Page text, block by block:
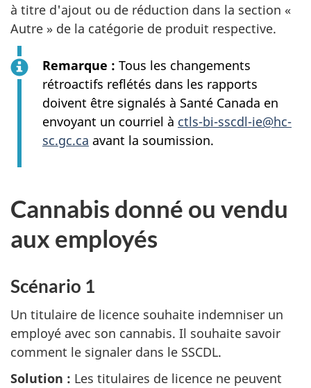
à titre d'ajout ou de réduction dans la section «
Autre » de la catégorie de produit respective.
Remarque : Tous les changements
rétroactifs reflétés dans les rapports
doivent être signalés à Santé Canada en
envoyant un courriel à ctls-bi-sscdl-ie@hc-
sc.gc.ca avant la soumission.
Cannabis donné ou vendu
aux employés
Scénario 1
Un titulaire de licence souhaite indemniser un
employé avec son cannabis. Il souhaite savoir
comment le signaler dans le SSCDL.
Solution : Les titulaires de licence ne peuvent